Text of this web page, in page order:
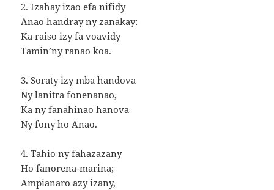
2. Izahay izao efa nifidy
Anao handray ny zanakay:
Ka raiso izy fa voavidy
Tamin’ny ranao koa.
3. Soraty izy mba handova
Ny lanitra fonenanao,
Ka ny fanahinao hanova
Ny fony ho Anao.
4. Tahio ny fahazazany
Ho fanorena-marina;
Ampianaro azy izany,